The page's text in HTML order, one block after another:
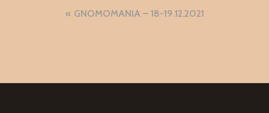
Navigazione
GNOMOMANIA – 18-19.12.2021